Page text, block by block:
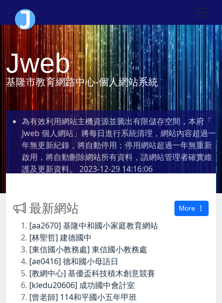
Jweb
基隆市教育網路中心-個人網站系統
為有效利用網站主機資源並騰出有限儲存空間，本府「
Jweb 個人網站」將每日進行系統清理，網站內容超過一
年無更新紀錄，將自動停用；停用網站超過一年無重新
啟用，將自動刪除網站所有資料，請網站管理者確實維
護及更新資料。 2023-12-29 14:16:06
最新網站 More
[aa2670] 基隆中和國小家庭教育網站
[林聖哲] 建德國中
[東信國小教務處] 東信國小教務處
[ae0416] 德和國小母語日
[教網中心] 基優盃科技積木創意競賽
[kledu20606] 成功國中會計室
[曾老師] 114和平國小五年甲班